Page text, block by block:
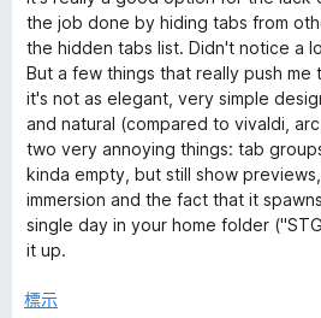
滿
分
5
分
4
分
，
滿
分
5
分
the job done by hiding tabs from
the hidden tabs list. Didn't notice a
But a few things that really push me
it's not as elegant, very simple
and natural (compared to vivaldi,
two very annoying things: tab
kinda empty, but still show
immersion and the fact that it
single day in your home folder
it up.
標示